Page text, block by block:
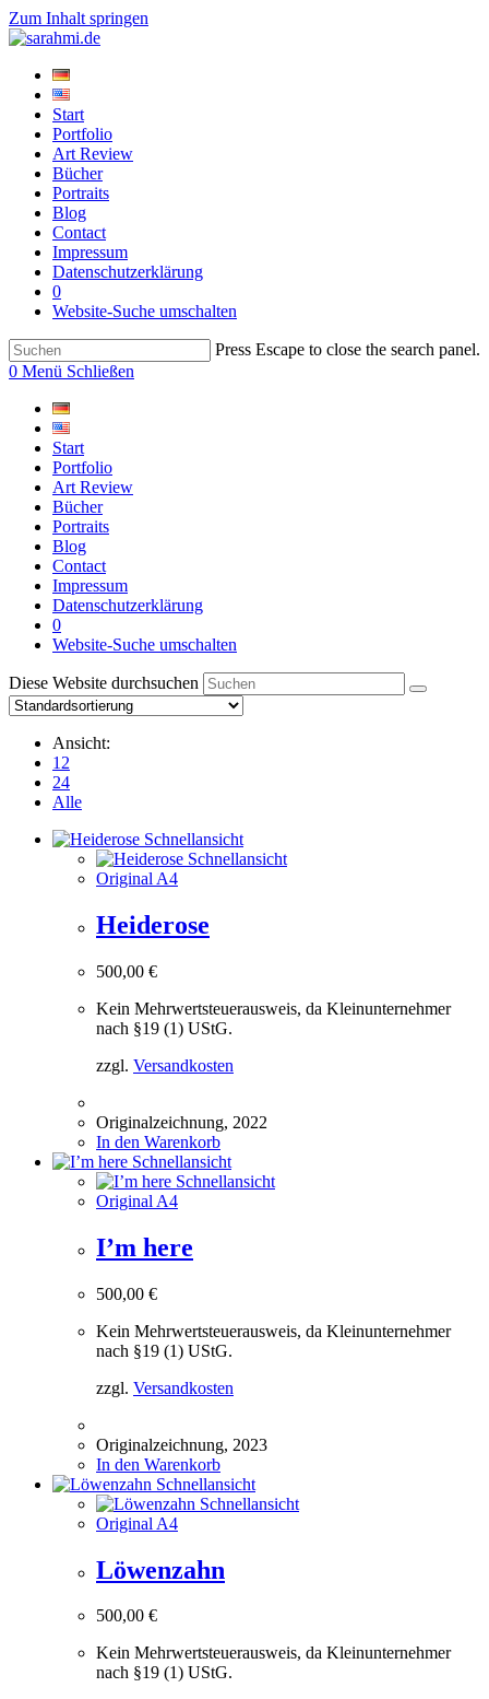
Zum Inhalt springen
Start
Portfolio
Art Review
Bücher
Portraits
Blog
Contact
Impressum
Datenschutzerklärung
0
Website-Suche umschalten
Press Escape to close the search panel.
0 Menü Schließen
Start
Portfolio
Art Review
Bücher
Portraits
Blog
Contact
Impressum
Datenschutzerklärung
0
Website-Suche umschalten
Diese Website durchsuchen
Ansicht:
12
24
Alle
Schnellansicht
Schnellansicht
Original A4
Heiderose
500,00 €
Kein Mehrwertsteuerausweis, da Kleinunternehmer
nach §19 (1) UStG.
zzgl. Versandkosten
Originalzeichnung, 2022
In den Warenkorb
Schnellansicht
Schnellansicht
Original A4
I’m here
500,00 €
Kein Mehrwertsteuerausweis, da Kleinunternehmer
nach §19 (1) UStG.
zzgl. Versandkosten
Originalzeichnung, 2023
In den Warenkorb
Schnellansicht
Schnellansicht
Original A4
Löwenzahn
500,00 €
Kein Mehrwertsteuerausweis, da Kleinunternehmer
nach §19 (1) UStG.